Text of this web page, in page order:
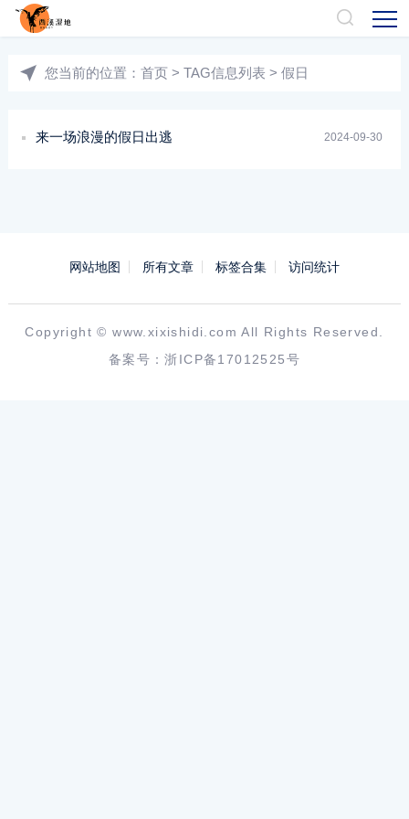
您当前的位置： 首页 > TAG信息列表 > 假日
2024-09-30
来一场浪漫的假日出逃
网站地图 所有文章 标签合集 访问统计
Copyright ©www.xixishidi.com All Rights Reserved.
备案号：浙ICP备17012525号